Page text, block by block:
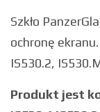
Szkło
ochronę
IS530.2,
Produkt jest